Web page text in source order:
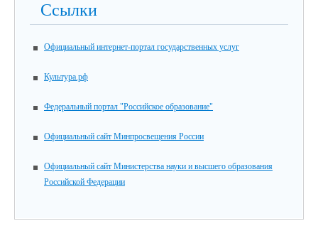
Ссылки
Официальный интернет-портал государственных услуг
Культура.рф
Федеральный портал "Российское образование"
Официальный сайт Минпросвещения России
Официальный сайт Министерства науки и высшего образования
Российской Федерации